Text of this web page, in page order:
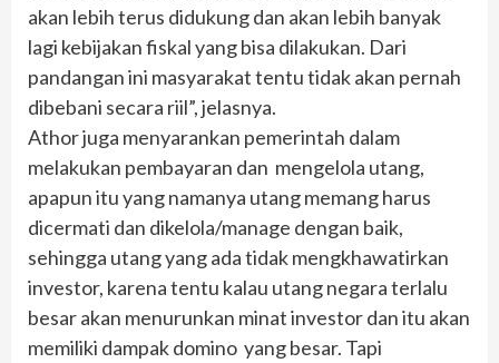
akan lebih terus didukung dan akan lebih banyak
lagi kebijakan fiskal yang bisa dilakukan. Dari
pandangan ini masyarakat tentu tidak akan pernah
dibebani secara riil”, jelasnya.
Athor juga menyarankan pemerintah dalam
melakukan pembayaran dan mengelola utang,
apapun itu yang namanya utang memang harus
dicermati dan dikelola/manage dengan baik,
sehingga utang yang ada tidak mengkhawatirkan
investor, karena tentu kalau utang negara terlalu
besar akan menurunkan minat investor dan itu akan
memiliki dampak domino yang besar. Tapi